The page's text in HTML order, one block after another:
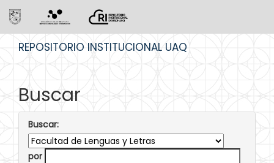
REPOSITORIO INSTITUCIONAL UAQ
Buscar
Buscar:
por